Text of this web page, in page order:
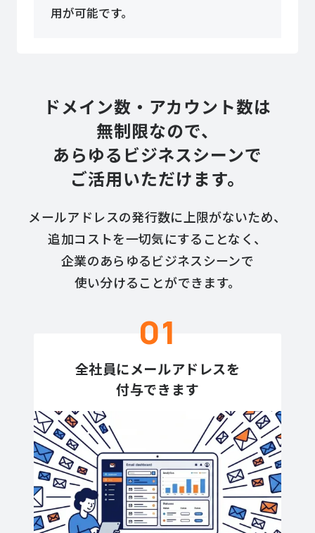
用が可能です。
ドメイン数・アカウント数は
無制限なので、
あらゆるビジネスシーンで
ご活用いただけます。
メールアドレスの発行数に上限がないため、
追加コストを一切気にすることなく、
企業のあらゆるビジネスシーンで
使い分けることができます。
01
全社員にメールアドレスを
付与できます